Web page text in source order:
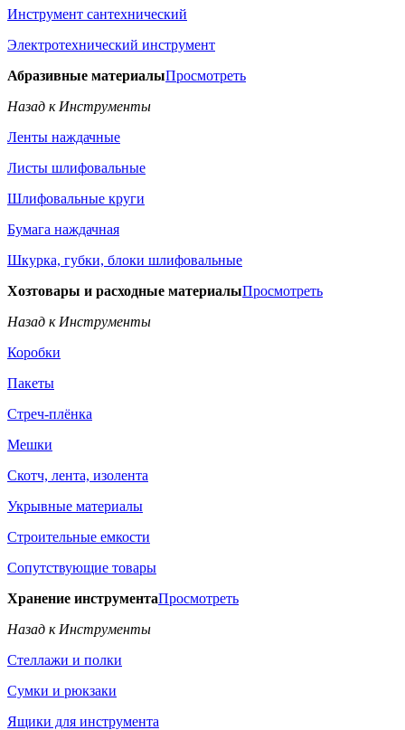
Инструмент сантехнический
Электротехнический инструмент
Абразивные материалыПросмотреть
Назад к Инструменты
Ленты наждачные
Листы шлифовальные
Шлифовальные круги
Бумага наждачная
Шкурка, губки, блоки шлифовальные
Хозтовары и расходные материалыПросмотреть
Назад к Инструменты
Коробки
Пакеты
Стреч-плёнка
Мешки
Скотч, лента, изолента
Укрывные материалы
Строительные емкости
Сопутствующие товары
Хранение инструментаПросмотреть
Назад к Инструменты
Стеллажи и полки
Сумки и рюкзаки
Ящики для инструмента